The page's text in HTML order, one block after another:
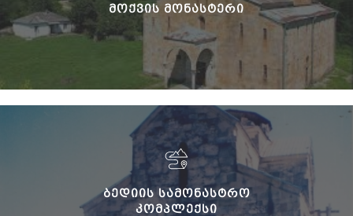
ᲛᲝᲥᲕᲘᲡ ᲛᲝᲜᲐᲡᲢᲔᲠᲘ
ᲑᲔᲓᲘᲘᲡ ᲡᲐᲛᲝᲜᲐᲡᲢᲠᲝ
ᲙᲝᲛᲞᲚᲔᲥᲡᲘ